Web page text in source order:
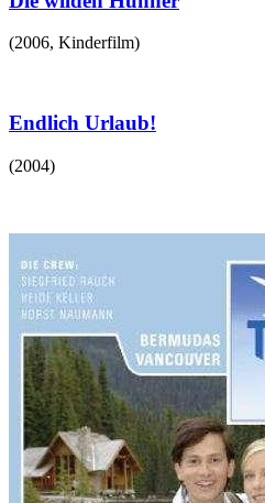
(2006, Kinderfilm)
Endlich Urlaub!
(2004)